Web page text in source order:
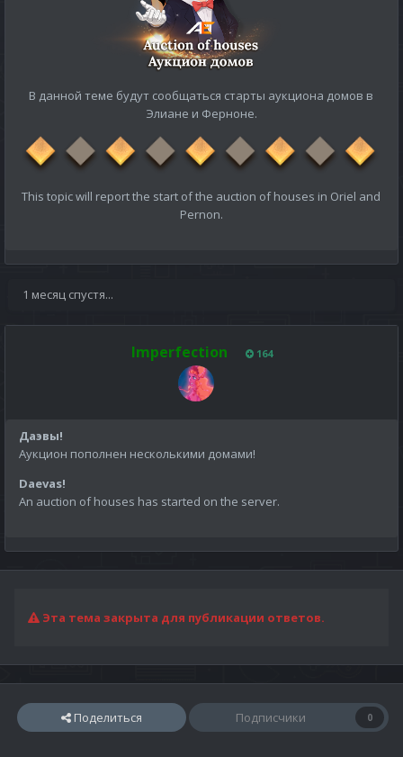
В данной теме будут сообщаться старты аукциона домов в
Элиане и Ферноне.
This topic will report the start of the auction of houses in Oriel and
Pernon.
1 месяц спустя...
Imperfection 164
Даэвы!
Аукцион пополнен несколькими домами!
Daevas!
An auction of houses has started on the server.
Эта тема закрыта для публикации ответов.
Поделиться Подписчики 0